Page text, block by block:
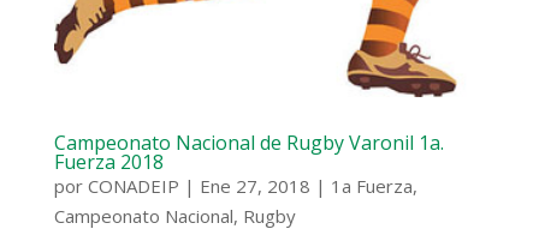
Campeonato Nacional de Rugby Varonil 1a.
Fuerza 2018
por CONADEIP | Ene 27, 2018 | 1a Fuerza,
Campeonato Nacional, Rugby